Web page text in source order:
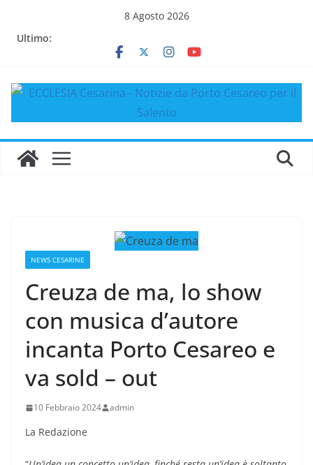
8 Agosto 2026
Ultimo:
NEWS CESARINE
Creuza de ma, lo show
con musica d’autore
incanta Porto Cesareo e
va sold – out
10 Febbraio 2024 admin
La Redazione